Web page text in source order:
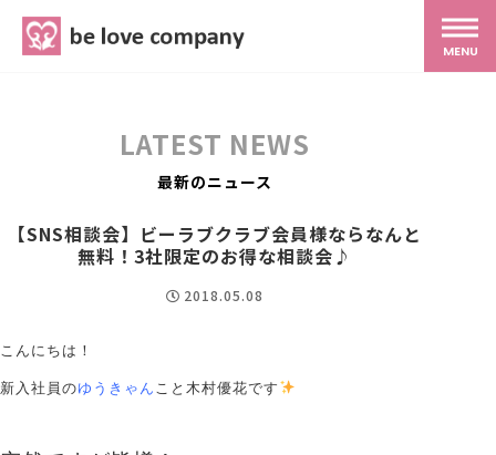
MENU
SNS広報
スタッフ紹介
LATEST NEWS
最新のニュース
【SNS相談会】ビーラブクラブ会員様ならなんと
無料！3社限定のお得な相談会♪
2018.05.08
こんにちは！
新入社員のゆうきゃん こと木村優花です